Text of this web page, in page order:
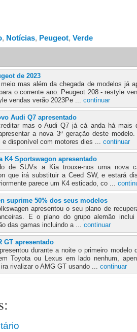
, Notícias, Peugeot, Verde
de 2023
mas além da chegada de modelos já
o corrente ano. Peugeot 208 - restyle
vendas verão 2023Pe ... continuar
Audi Q7 apresentado
mas o Audi Q7 já cá anda há mais
a nova 3ª geração deste
e disponível com motores dies ... continuar
K4 Sportswagon apresentado
de SUVs a Kia trouxe-nos uma nova
que irá substituir a Ceed SW, e estará
parece um K4 esticado, co ...
suprime 50% dos seus modelos
apresentou o seu plano de
E o plano do grupo alemão
das gamas incluindo a ... continuar
GT apresentado
durante a noite o primeiro modelo
Toyota ou Lexus em lado nenhum,
ira rivalizar o AMG GT usando ... continuar